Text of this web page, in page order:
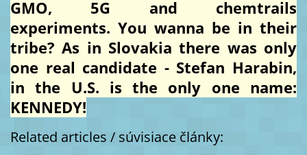
GMO, 5G and chemtrails
experiments. You wanna be in their
tribe? As in Slovakia there was only
one real candidate - Stefan Harabin,
in the U.S. is the only one name:
KENNEDY!
Related articles / súvisiace články: